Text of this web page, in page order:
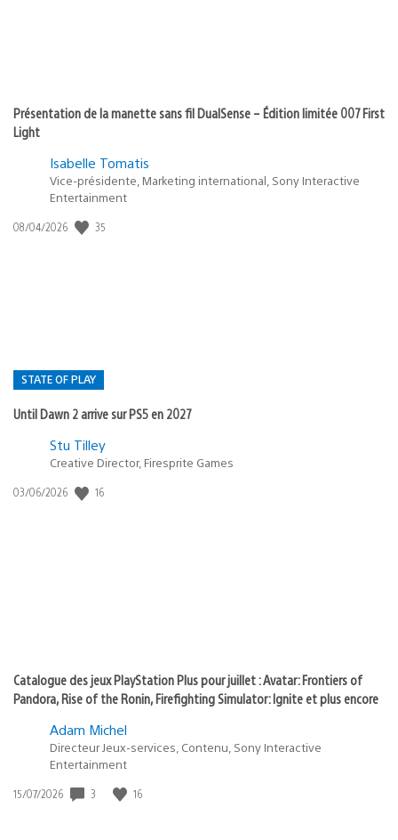
Présentation de la manette sans fil DualSense – Édition limitée 007 First
Light
Isabelle Tomatis
Vice-présidente, Marketing international, Sony Interactive
Entertainment
Date
08/04/2026 35
STATE OF PLAY
Until Dawn 2 arrive sur PS5 en 2027
Postée
:
Stu Tilley
Creative Director, Firesprite Games
Date
03/06/2026 16
Catalogue des jeux PlayStation Plus pour juillet : Avatar: Frontiers of
Pandora, Rise of the Ronin, Firefighting Simulator: Ignite et plus encore
Adam Michel
Directeur Jeux-services, Contenu, Sony Interactive
Entertainment
Date
15/07/2026 3 16